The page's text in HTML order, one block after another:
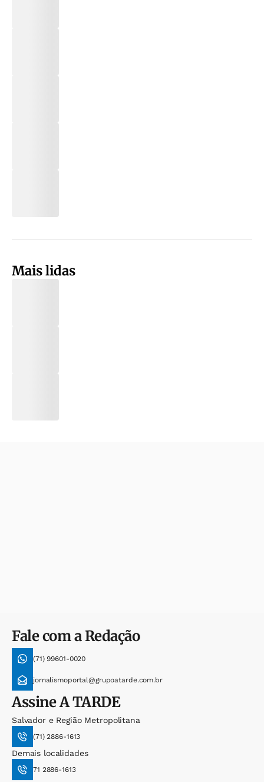
Mais lidas
Fale com a Redação
(71) 99601-0020
jornalismoportal@grupoatarde.com.br
AssineA TARDE
Salvador e Região Metropolitana
(71) 2886-1613
Demais localidades
71 2886-1613